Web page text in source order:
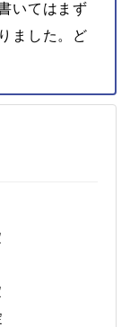
いてはまず
ました。ど